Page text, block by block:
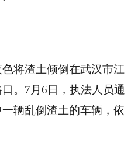
将渣土倾倒在武汉市江
。7月6日，执法人员通
辆乱倒渣土的车辆，依